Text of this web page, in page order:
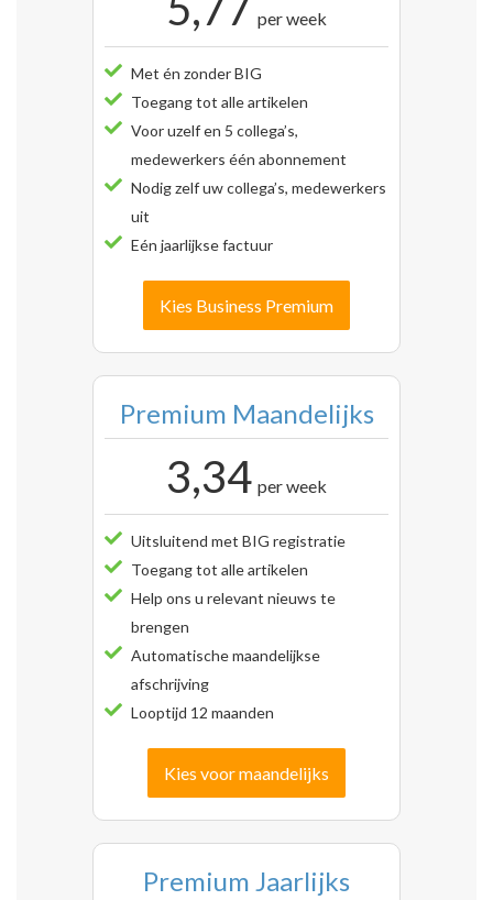
per week
Met én zonder BIG
Toegang tot alle artikelen
Voor uzelf en 5 collega’s,
medewerkers één abonnement
Nodig zelf uw collega’s, medewerkers
uit
Eén jaarlijkse factuur
Kies Business Premium
Premium Maandelijks
3,34 per week
Uitsluitend met BIG registratie
Toegang tot alle artikelen
Help ons u relevant nieuws te
brengen
Automatische maandelijkse
afschrijving
Looptijd 12 maanden
Kies voor maandelijks
Premium Jaarlijks